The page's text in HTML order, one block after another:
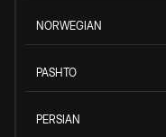
NORWEGIAN
PASHTO
PERSIAN